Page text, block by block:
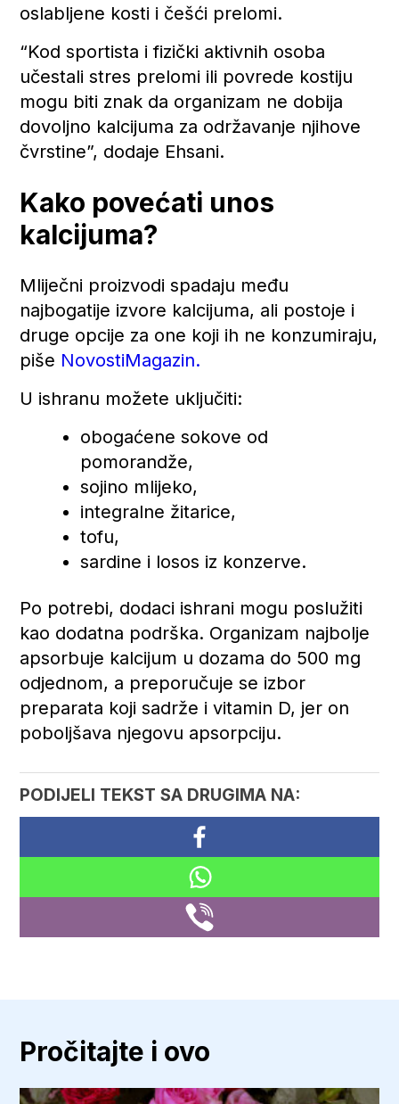
oslabljene kosti i češći prelomi.
“Kod sportista i fizički aktivnih osoba
učestali stres prelomi ili povrede kostiju
mogu biti znak da organizam ne dobija
dovoljno kalcijuma za održavanje njihove
čvrstine”, dodaje Ehsani.
Kako povećati unos
kalcijuma?
Mliječni proizvodi spadaju među
najbogatije izvore kalcijuma, ali postoje i
druge opcije za one koji ih ne konzumiraju,
piše NovostiMagazin.
U ishranu možete uključiti:
obogaćene sokove od
pomorandže,
sojino mlijeko,
integralne žitarice,
tofu,
sardine i losos iz konzerve.
Po potrebi, dodaci ishrani mogu poslužiti
kao dodatna podrška. Organizam najbolje
apsorbuje kalcijum u dozama do 500 mg
odjednom, a preporučuje se izbor
preparata koji sadrže i vitamin D, jer on
poboljšava njegovu apsorpciju.
PODIJELI TEKST SA DRUGIMA NA:
Pročitajte i ovo